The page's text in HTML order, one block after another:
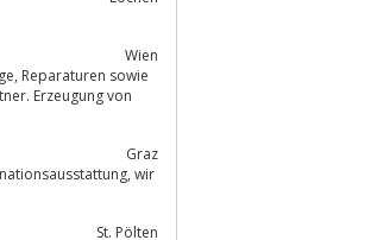
Wien
Erzeugung von
Graz
St. Pölten